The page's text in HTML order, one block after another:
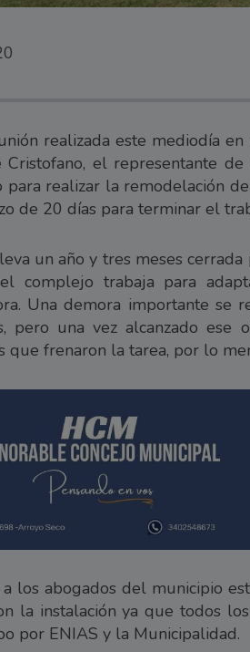
realizada este mediodía
Cristofano, el representante
para realizar la remodelación
de 20 días para terminar el
un año y tres meses
complejo trabaja para
Una demora importante se
pero una vez alcanzado ese
que frenaron la tarea, por lo
los abogados del municipio
la instalación ya que todos
por ENIAS y la Municipalidad.